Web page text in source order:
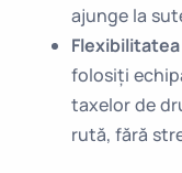
ajunge la
Flexibilitatea
folosiți
taxelor de
rută, fără